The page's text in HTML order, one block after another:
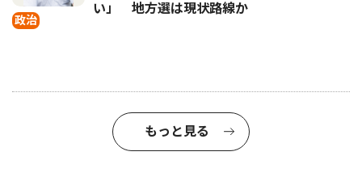
政治
い」 地方選は現状路線か
もっと見る